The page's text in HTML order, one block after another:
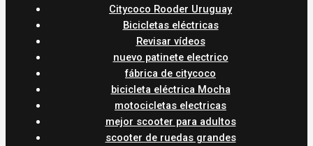
Citycoco Rooder Uruguay
Bicicletas eléctricas
Revisar vídeos
nuevo patinete electrico
fábrica de citycoco
bicicleta eléctrica Mocha
motocicletas electricas
mejor scooter para adultos
scooter de ruedas grandes